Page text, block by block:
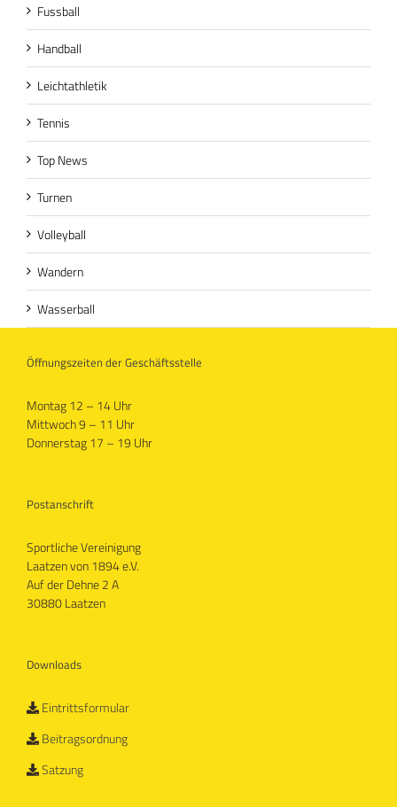
Fussball
Handball
Leichtathletik
Tennis
Top News
Turnen
Volleyball
Wandern
Wasserball
Öffnungszeiten der Geschäftsstelle
Montag 12 – 14 Uhr
Mittwoch 9 – 11 Uhr
Donnerstag 17 – 19 Uhr
Postanschrift
Sportliche Vereinigung
Laatzen von 1894 e.V.
Auf der Dehne 2 A
30880 Laatzen
Downloads
Eintrittsformular
Beitragsordnung
Satzung